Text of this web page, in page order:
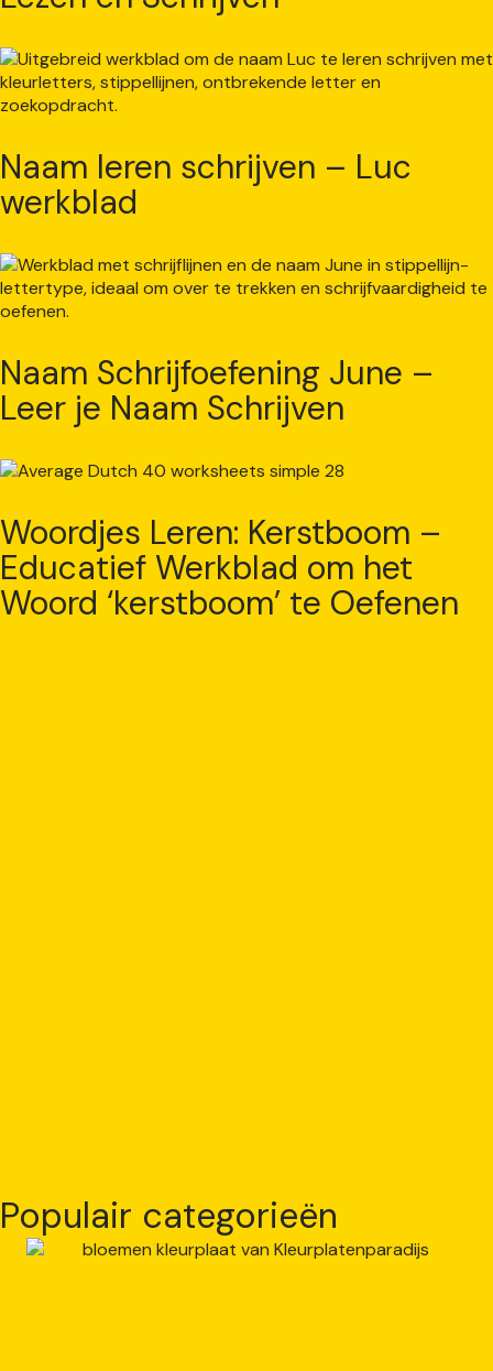
Naam leren schrijven – Luc
werkblad
Naam Schrijfoefening June –
Leer je Naam Schrijven
Woordjes Leren: Kerstboom –
Educatief Werkblad om het
Woord ‘kerstboom’ te Oefenen
Populair categorieën